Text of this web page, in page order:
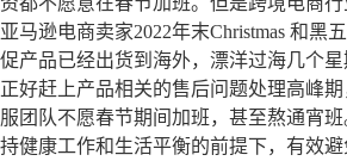
亚马逊电商卖家2022年末Christmas 和黑
促产品已经出货到海外，漂洋过海几个
正好赶上产品相关的售后问题处理高峰
服团队不愿春节期间加班，甚至熬通宵
持健康工作和生活平衡的前提下，有效